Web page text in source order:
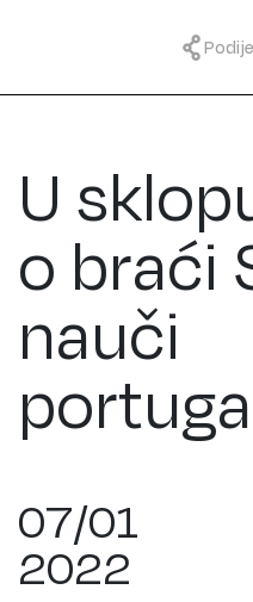
U
o braći
nauči
07/01
2022